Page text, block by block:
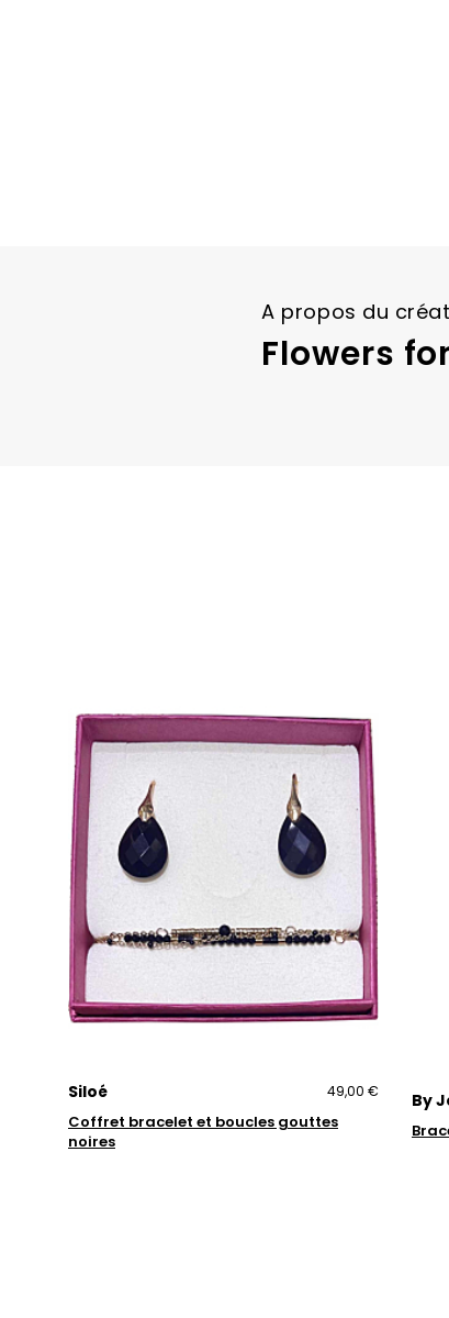
A propos du
Flowers
Siloé 49,00 €
Coffret bracelet et boucles gouttes
noires
By